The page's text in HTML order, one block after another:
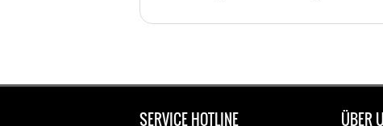
SERVICE HOTLINE ÜBER